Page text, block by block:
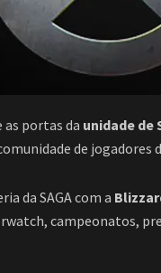
as portas da unidade de
de
da SAGA com a
campeonatos,